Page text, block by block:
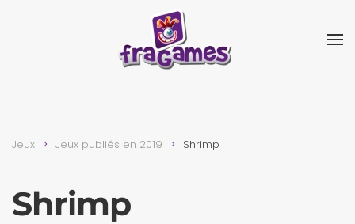
Skip to main content
Jeux Jeux publiés en 2019 Shrimp
Shrimp